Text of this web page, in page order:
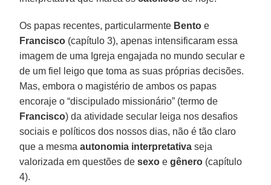
Os papas recentes, particularmente Bento e
Francisco (capítulo 3), apenas intensificaram essa
imagem de uma Igreja engajada no mundo secular e
de um fiel leigo que toma as suas próprias decisões.
Mas, embora o magistério de ambos os papas
encoraje o “discipulado missionário” (termo de
Francisco) da atividade secular leiga nos desafios
sociais e políticos dos nossos dias, não é tão claro
que a mesmaautonomia interpretativa seja
valorizada em questões desexo egênero (capítulo
4).